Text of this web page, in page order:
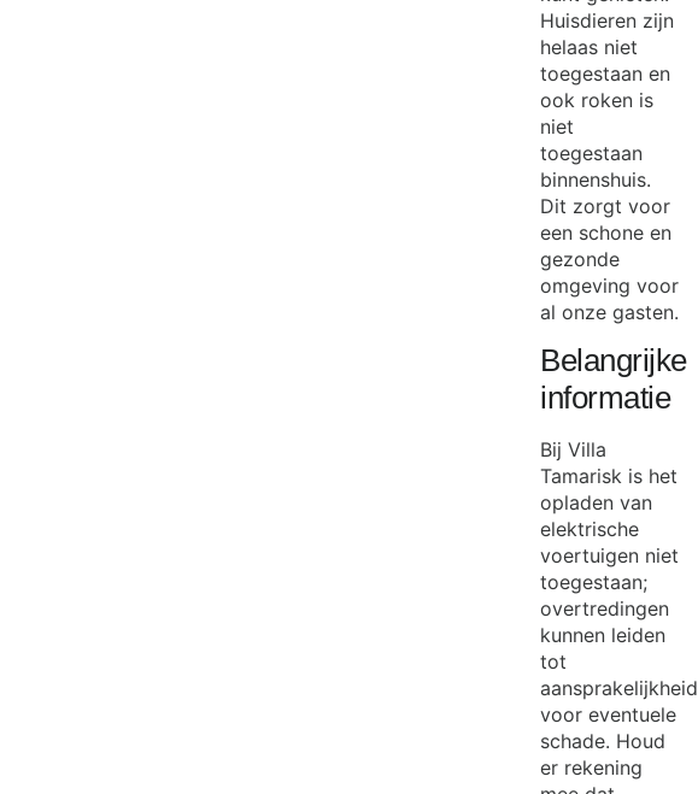
Huisdieren zijn
helaas niet
toegestaan en
ook roken is
niet
toegestaan
binnenshuis.
Dit zorgt voor
een schone en
gezonde
omgeving voor
al onze gasten.
Belangrijke
informatie
Bij Villa
Tamarisk is het
opladen van
elektrische
voertuigen niet
toegestaan;
overtredingen
kunnen leiden
tot
aansprakelijkheid
voor eventuele
schade. Houd
er rekening